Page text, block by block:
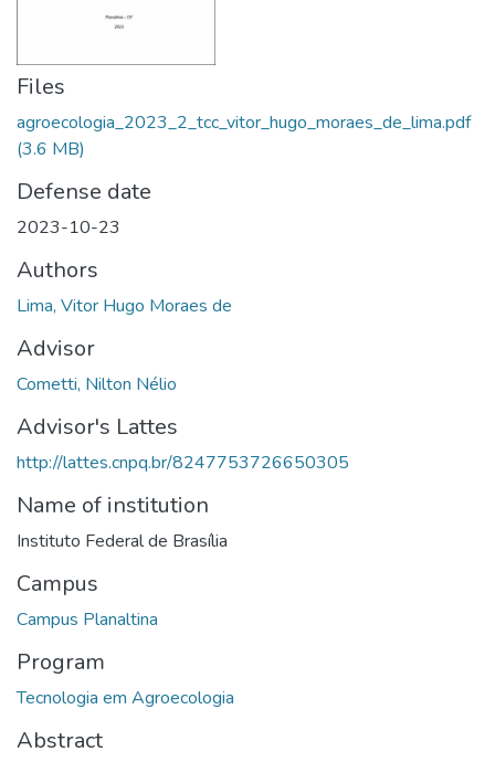
Files
agroecologia_2023_2_tcc_vitor_hugo_moraes_de_lima.pdf
(3.6 MB)
Defense date
2023-10-23
Authors
Lima, Vitor Hugo Moraes de
Advisor
Cometti, Nilton Nélio
Advisor's Lattes
http://lattes.cnpq.br/8247753726650305
Name of institution
Instituto Federal de Brasília
Campus
Campus Planaltina
Program
Tecnologia em Agroecologia
Abstract